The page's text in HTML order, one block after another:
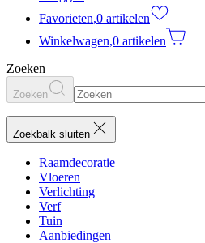
Favorieten,0 artikelen
Winkelwagen,0 artikelen
Zoeken
Zoeken
Zoekbalk sluiten
Raamdecoratie
Vloeren
Verlichting
Verf
Tuin
Aanbiedingen